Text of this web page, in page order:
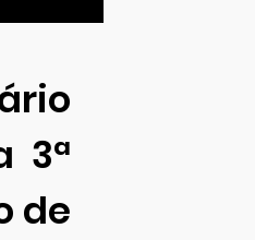
3ª
de